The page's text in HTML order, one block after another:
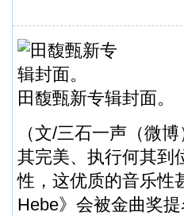
田馥甄新专辑封面。
（文/三石一声（微博
其完美、执行何其到
性，这优质的音乐性
Hebe》会被金曲奖